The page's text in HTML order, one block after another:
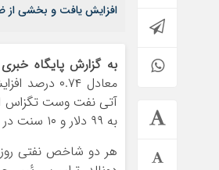
افزایش یافت و بخشی از
به گزارش پایگاه
به ۹۹ دلار و ۱۰ سنت در هر بشکه رسید.
هر دو شاخص نفتی